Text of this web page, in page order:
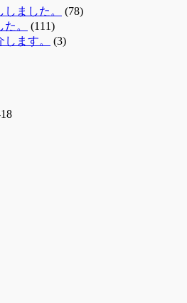
ました。
(78)
。
(111)
ます。
(3)